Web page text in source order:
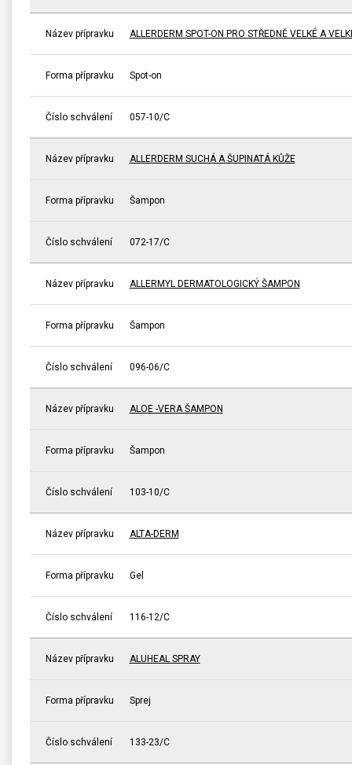
Název přípravku ALLERDERM SPOT-ON PRO STŘEDNĚ VELKÉ A
Forma přípravku Spot-on
Číslo schválení 057-10/C
Název přípravku ALLERDERM SUCHÁ A ŠUPINATÁ KŮŽE
Forma přípravku Šampon
Číslo schválení 072-17/C
Název přípravku ALLERMYL DERMATOLOGICKÝ ŠAMPON
Forma přípravku Šampon
Číslo schválení 096-06/C
Název přípravku ALOE -VERA ŠAMPON
Forma přípravku Šampon
Číslo schválení 103-10/C
Název přípravku ALTA-DERM
Forma přípravku Gel
Číslo schválení 116-12/C
Název přípravku ALUHEAL SPRAY
Forma přípravku Sprej
Číslo schválení 133-23/C